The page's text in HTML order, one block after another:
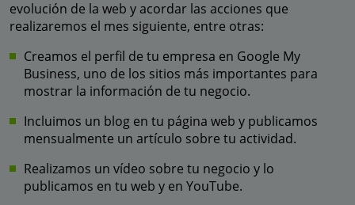
evolución de la web y acordar las acciones que
realizaremos el mes siguiente, entre otras:
Creamos el perfil de tu empresa en Google My
Business, uno de los sitios más importantes para
mostrar la información de tu negocio.
Incluimos un blog en tu página web y publicamos
mensualmente un artículo sobre tu actividad.
Realizamos un vídeo sobre tu negocio y lo
publicamos en tu web y en YouTube.